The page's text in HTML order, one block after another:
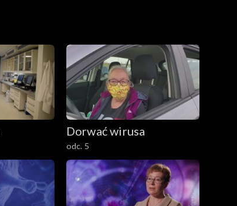
Dorwać wirusa
odc. 5